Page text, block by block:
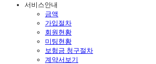
서비스안내
금액
가입절차
회원현황
미팅현황
보험금 청구절차
계약서보기